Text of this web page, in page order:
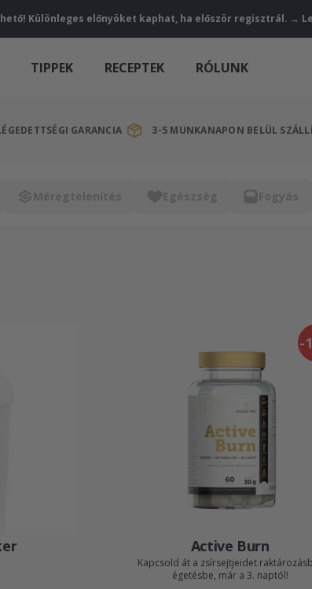
Különleges előnyöket kaphat, ha először regisztrál. →
TIPPEK RECEPTEK RÓLUNK
GARANCIA 3-5 MUNKANAPON BELÜL
Méregtelenítés Egészség Fogyás
-
Active Burn
Kapcsold át a zsírsejtjeidet
égetésbe, már a 3. naptól!